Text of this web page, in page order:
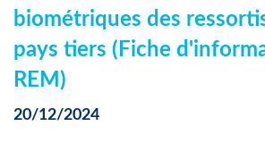
biométriques des
pays tiers (Fiche
REM)
20/12/2024